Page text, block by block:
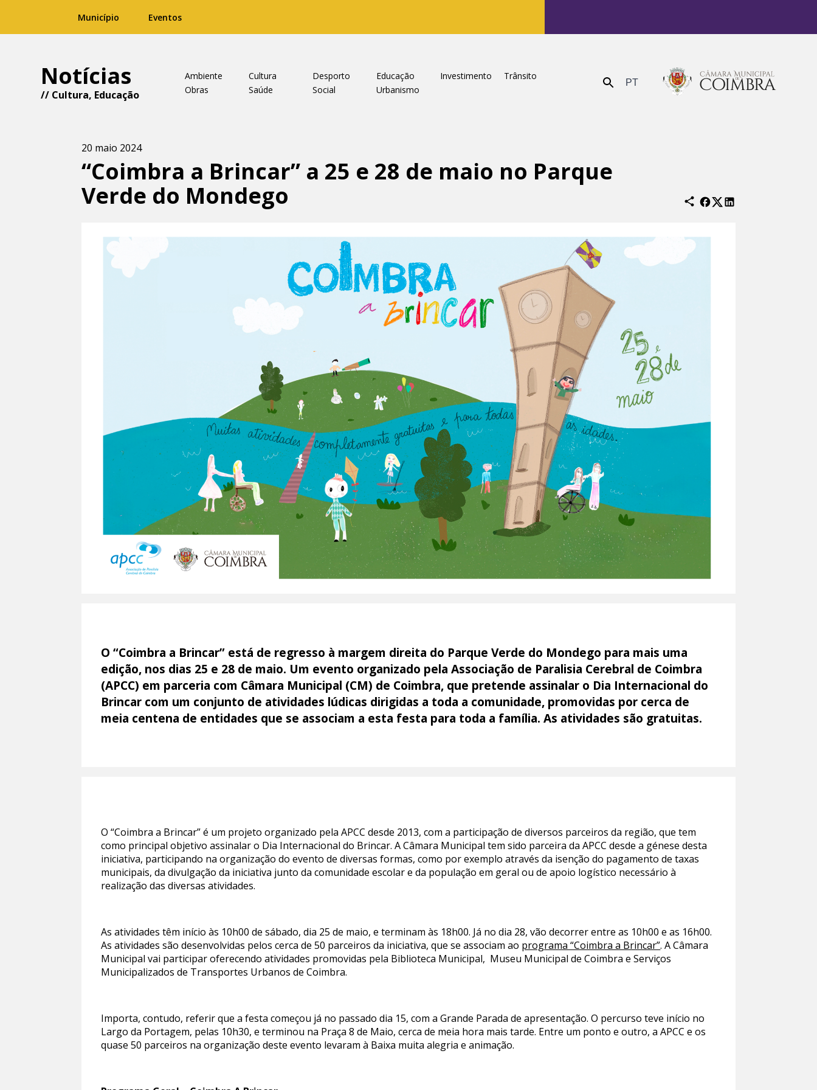
Município Eventos
Notícias
// Cultura, Educação
Ambiente Cultura Desporto Educação Investimento
Trânsito
Obras
Saúde Social Urbanismo Enviar PT
20 maio 2024
“Coimbra a Brincar” a 25 e 28 de maio no Parque
Verde do Mondego
O “Coimbra a Brincar” está de regresso à margem direita do Parque Verde do Mondego para mais uma
edição, nos dias 25 e 28 de maio. Um evento organizado pela Associação de Paralisia Cerebral de Coimbra
(APCC) em parceria com Câmara Municipal (CM) de Coimbra, que pretende assinalar o Dia Internacional do
Brincar com um conjunto de atividades lúdicas dirigidas a toda a comunidade, promovidas por cerca de
meia centena de entidades que se associam a esta festa para toda a família. As atividades são gratuitas.
O “Coimbra a Brincar” é um projeto organizado pela APCC desde 2013, com a participação de diversos parceiros da região, que tem
como principal objetivo assinalar o Dia Internacional do Brincar. A Câmara Municipal tem sido parceira da APCC desde a génese desta
iniciativa, participando na organização do evento de diversas formas, como por exemplo através da isenção do pagamento de taxas
municipais, da divulgação da iniciativa junto da comunidade escolar e da população em geral ou de apoio logístico necessário à
realização das diversas atividades.
As atividades têm início às 10h00 de sábado, dia 25 de maio, e terminam às 18h00. Já no dia 28, vão decorrer entre as 10h00 e as 16h00.
As atividades são desenvolvidas pelos cerca de 50 parceiros da iniciativa, que se associam ao programa “Coimbra a Brincar”. A Câmara
Municipal vai participar oferecendo atividades promovidas pela Biblioteca Municipal, Museu Municipal de Coimbra e Serviços
Municipalizados de Transportes Urbanos de Coimbra.
Importa, contudo, referir que a festa começou já no passado dia 15, com a Grande Parada de apresentação. O percurso teve início no
Largo da Portagem, pelas 10h30, e terminou na Praça 8 de Maio, cerca de meia hora mais tarde. Entre um ponto e outro, a APCC e os
quase 50 parceiros na organização deste evento levaram à Baixa muita alegria e animação.